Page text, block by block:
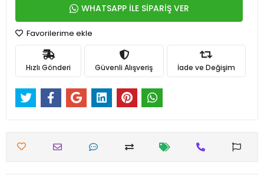
WHATSAPP İLE SİPARİŞ VER
Favorilerime ekle
Hızlı Gönderi Güvenli Alışveriş İade ve Değişim